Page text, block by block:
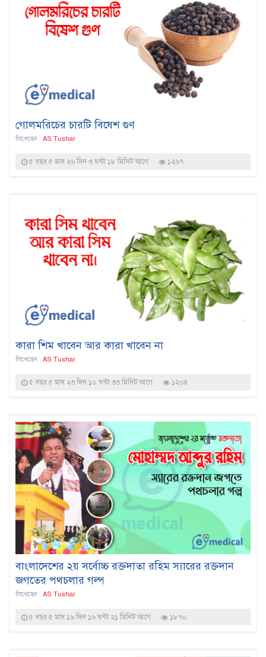
গোলমরিচের চারটি বিষেশ গুণ
লিখেছেন : AS Tushar
৫ বছর ৫ মাস ২৬ দিন ৩ ঘন্টা ১৮ মিনিট আগে ১২৬৭
কারা শিম খাবেন আর কারা খাবেন না
লিখেছেন : AS Tushar
৫ বছর ৫ মাস ২৩ দিন ১০ ঘন্টা ৩৩ মিনিট আগে ১২০৪
বাংলাদেশের ২য় সর্বোচ্চ রক্তদাতা রহিম স্যারের রক্তদান
জগতের পথচলার গল্প
লিখেছেন : AS Tushar
৫ বছর ৫ মাস ১৯ দিন ১৬ ঘন্টা ২১ মিনিট আগে ১৮৭০